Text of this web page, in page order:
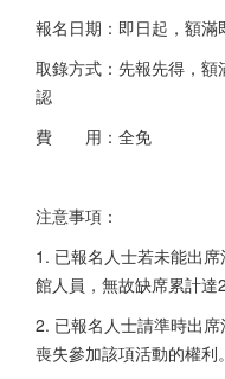
報名日期：即日起，額滿
取錄方式：先報先得，
認
費 用：全免
注意事項：
1. 已報名人士若未能出
館人員，無故缺席累計達
2. 已報名人士請準時出
喪失參加該項活動的權利。